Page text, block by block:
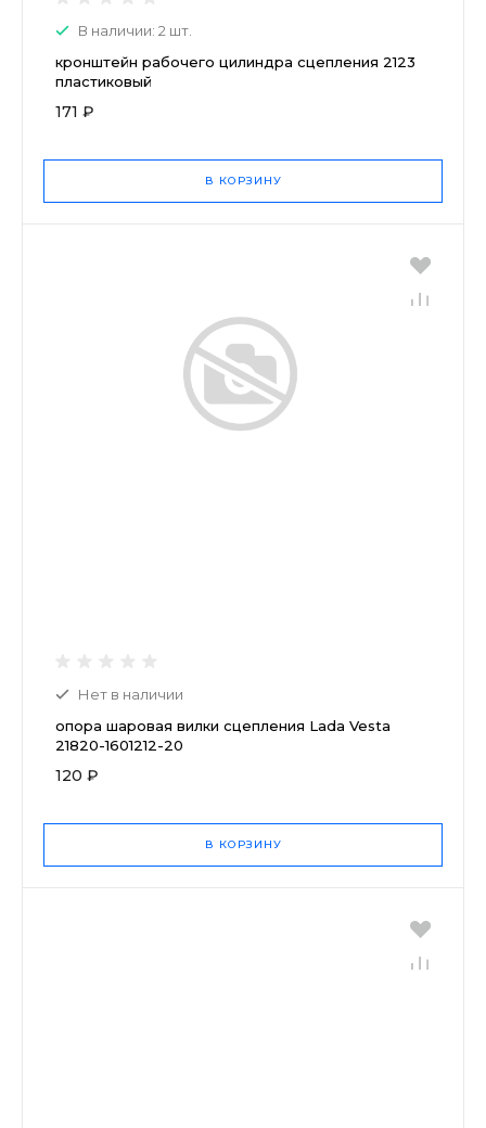
В наличии: 2 шт.
кронштейн рабочего цилиндра сцепления 2123
пластиковый
171 ₽
В КОРЗИНУ
Нет в наличии
опора шаровая вилки сцепления Lada Vesta
21820-1601212-20
120 ₽
В КОРЗИНУ